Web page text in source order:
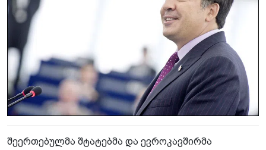
შეერთებულმა შტატებმა და ევროკავშირმა